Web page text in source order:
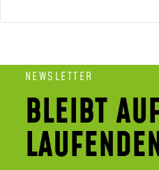
NEWSLETTER
BLEIBT